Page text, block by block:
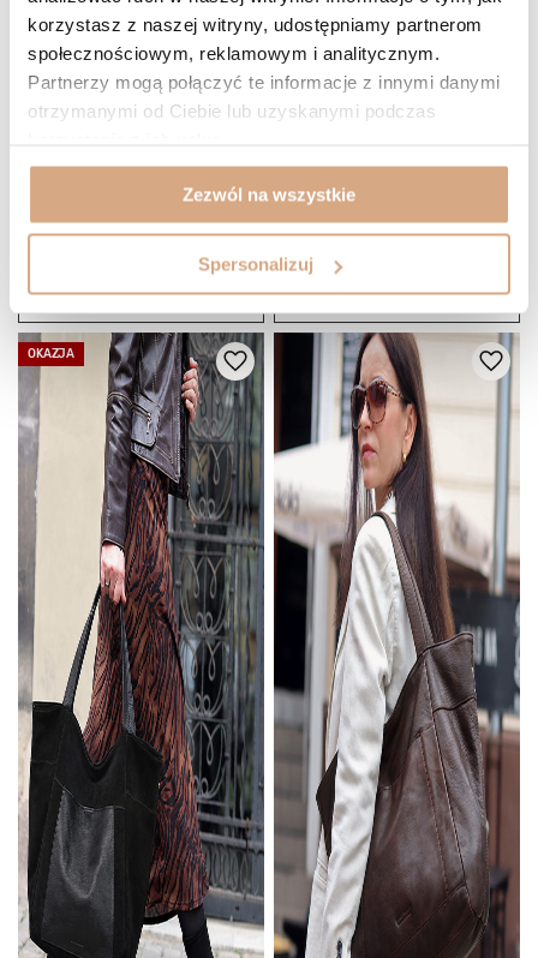
korzystasz z naszej witryny, udostępniamy partnerom
społecznościowym, reklamowym i analitycznym.
Partnerzy mogą połączyć te informacje z innymi danymi
otrzymanymi od Ciebie lub uzyskanymi podczas
Zezwól na wszystkie
Spersonalizuj
Duża torba zamszowa
299 zł
DO KOSZYKA
Duża torba zamszowa
299 zł
Cena regularna:
DO KOSZYKA
OKAZJA